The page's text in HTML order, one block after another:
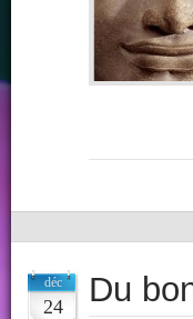
déc
24 Du